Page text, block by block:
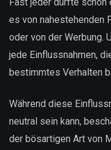
es von nahestehenden
oder von der Werbung.
jede Einflussnahmen,
bestimmtes Verhalten
Während diese
neutral sein kann,
der bösartigen Art von